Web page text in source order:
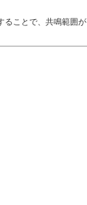
ることで、共鳴範囲が